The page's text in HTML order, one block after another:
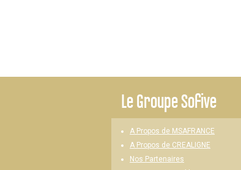
LeGroupe Sofive
A Propos de MSAFRANCE
A Propos de CREALIGNE
Nos Partenaires